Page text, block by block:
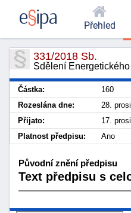
331/2018 Sb.
Sdělení
Částka: 160
Rozeslána dne:
28.
Přijato:
17.
Platnost předpisu:
Ano
Původní znění předpisu
Text předpisu s
Přehled